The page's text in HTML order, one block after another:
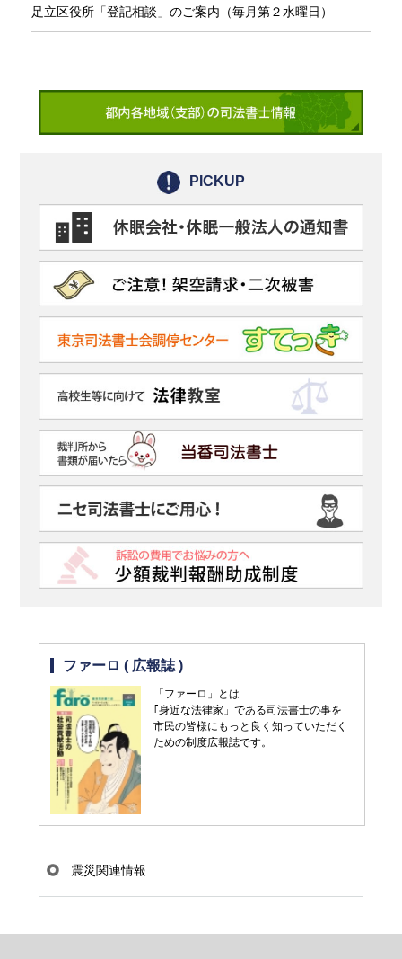
足立区役所「登記相談」のご案内（毎月第２水曜日）
PICKUP
ファーロ ( 広報誌 )
「ファーロ」とは
｢身近な法律家」である司法書士の事を
市民の皆様にもっと良く知っていただく
ための制度広報誌です。
震災関連情報